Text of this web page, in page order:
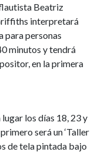
Beatriz
interpretará
para personas
minutos y tendrá
en la primera
los días 18, 23 y
será un ‘Taller
de tela pintada bajo